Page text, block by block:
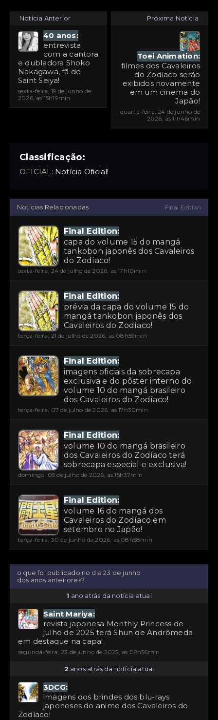
Notícia Anterior
40 anos:
entrevista
com a cantora
e dubladora Shoko
Nakagawa, fã de
Saint Seiya!
sexta-feira, 19 de junho de
2026, as 15h19min
Próxima Notícia
Toei Animation:
filmes dos Cavaleiros
do Zodíaco serão
exibidos novamente
em um cinema do
Japão!
quarta-feira, 24 de junho de
2026, as 11h46min
Classificação:
OFICIAL: Notícia Oficial!
Notícias Relacionadas Final Edition
Final Edition:
capa do volume 15 do mangá
tankobon japonês dos Cavaleiros
do Zodíaco!
sexta-feira, 24 de julho de 2026, as 17h10min
Final Edition:
prévia da capa do volume 15 do
mangá tankobon japonês dos
Cavaleiros do Zodíaco!
terça-feira, 21 de julho de 2026, as 08h59min
Final Edition:
imagens oficiais da sobrecapa
exclusiva e do pôster interno do
volume 10 do mangá brasileiro
dos Cavaleiros do Zodíaco!
terça-feira, 07 de julho de 2026, as 17h30min
Final Edition:
volume 10 do mangá brasileiro
dos Cavaleiros do Zodíaco terá
sobrecapa especial e exclusiva!
domingo, 05 de julho de 2026, as 15h37min
Final Edition:
volume 16 do mangá dos
Cavaleiros do Zodíaco em
setembro no Japão!
terça-feira, 30 de junho de 2026, as 08h58min
o que foi publicado no dia 23 de junho
dos anos anteriores?
1 ano atrás da notícia atual
Saint Mariya:
revista japonesa Monthly Princess de
julho de 2025 terá Shun de Andrômeda
em destaque na capa!
segunda-feira, 23 de junho de 2025, as 09h56min
2 anos atrás da notícia atual
3DCG:
imagens dos brindes dos blu-rays
japoneses do anime dos Cavaleiros do
Zodíaco!